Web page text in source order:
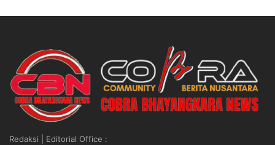
Redaksi | Editorial Office :